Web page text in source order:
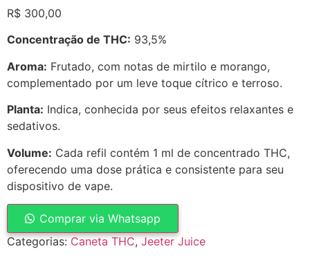
R$ 300,00
Concentração de THC: 93,5%
Aroma: Frutado, com notas de mirtilo e morango,
complementado por um leve toque cítrico e terroso.
Planta: Indica, conhecida por seus efeitos relaxantes e
sedativos.
Volume: Cada refil contém 1 ml de concentrado THC,
oferecendo uma dose prática e consistente para seu
dispositivo de vape.
Comprar via Whatsapp
Categorias:Caneta THC,Jeeter Juice